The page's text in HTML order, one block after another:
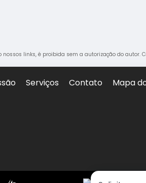
links, é proibida sem a autorização do autor.
Serviços Contato Mapa